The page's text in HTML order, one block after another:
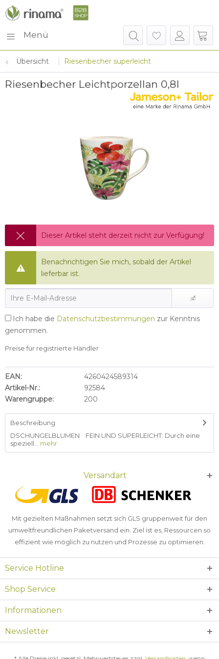
Menü
Übersicht Riesenbecher superleicht
Riesenbecher Leichtporzellan 0,8l
Dieser Artikel steht derzeit nicht zur Verfügung!
Benachrichtigen Sie mich, sobald der Artikel
lieferbar ist.
Ich habe die Datenschutzbestimmungen zur Kenntnis
genommen.
Preise für registrierte Händler
EAN:
4260424589314
Artikel-Nr.:
92584
Warengruppe:
200
Beschreibung
DSCHUNGELBLUMEN FEIN UND SUPERLEICHT: Durch eine
speziell...
mehr
Versandart
Mit gezielten Maßnahmen setzt sich GLS gruppenweit für den
umweltfreundlichen Paketversand ein. Ziel ist es, Ressourcen so
effizient wie möglich zu nutzen und Prozesse zu optimieren.
Service Hotline
Shop Service
Informationen
Newsletter